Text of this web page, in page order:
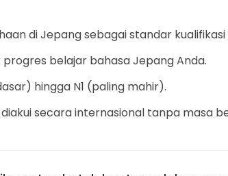
di Jepang sebagai standar
belajar bahasa Jepang Anda.
hingga N1 (paling mahir).
secara internasional tanpa masa